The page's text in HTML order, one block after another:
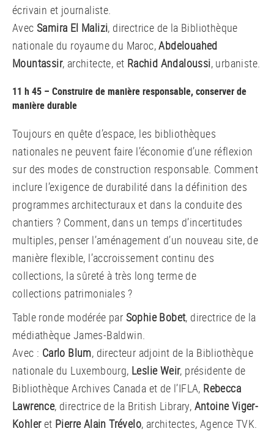
écrivain et journaliste.
Avec Samira El Malizi, directrice de la Bibliothèque
nationale du royaume du Maroc,Abdelouahed
Mountassir, architecte, et Rachid Andaloussi, urbaniste.
11 h 45 – Construire de manière responsable, conserver de
manière durable
Toujours en quête d’espace, les bibliothèques
nationales ne peuvent faire l’économie d’une réflexion
sur des modes de construction responsable. Comment
inclure l’exigence de durabilité dans la définition des
programmes architecturaux et dans la conduite des
chantiers ? Comment, dans un temps d’incertitudes
multiples, penser l’aménagement d’un nouveau site, de
manière flexible, l’accroissement continu des
collections, la sûreté à très long terme de
collections patrimoniales ?
Table ronde modérée par Sophie Bobet, directrice de la
médiathèque James-Baldwin.
Avec : Carlo Blum, directeur adjoint de la Bibliothèque
nationale du Luxembourg, Leslie Weir, présidente de
Bibliothèque Archives Canada et de l’IFLA, Rebecca
Lawrence, directrice de la British Library, Antoine Viger-
Kohleret Pierre Alain Trévelo, architectes, Agence TVK.